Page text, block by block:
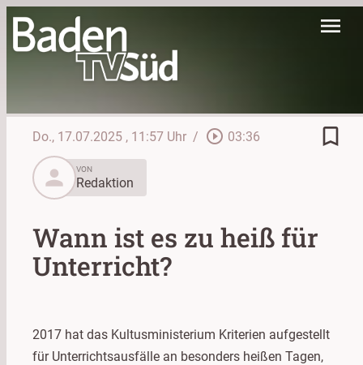
menu
Do., 17.07.2025 , 11:57 Uhr / play_circle_outline 03:36
bookmark_border
person
VON
Redaktion
Wann ist es zu heiß für
Unterricht?
2017 hat das Kultusministerium Kriterien aufgestellt
für Unterrichtsausfälle an besonders heißen Tagen,